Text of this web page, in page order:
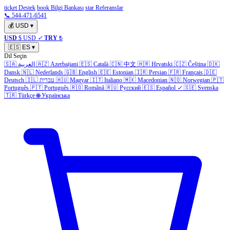
ticket Destek book Bilgi Bankası star Referanslar
📞 544-471-6541
💰 USD ▾
USD $ USD ✓ TRY ₺
🇪🇸 ES ▾
Dil Seçin
🇸🇦 العربية 🇦🇿 Azerbaijani 🇪🇸 Català 🇨🇳 中文 🇭🇷 Hrvatski 🇨🇿 Čeština 🇩🇰
Dansk 🇳🇱 Nederlands 🇬🇧 English 🇪🇪 Estonian 🇮🇷 Persian 🇫🇷 Français 🇩🇪
Deutsch 🇮🇱 עברית 🇭🇺 Magyar 🇮🇹 Italiano 🇲🇰 Macedonian 🇳🇴 Norwegian 🇵🇹
Português 🇵🇹 Português 🇷🇴 Română 🇷🇺 Русский 🇪🇸 Español ✓ 🇸🇪 Svenska
🇹🇷 Türkçe 🌐 Українська